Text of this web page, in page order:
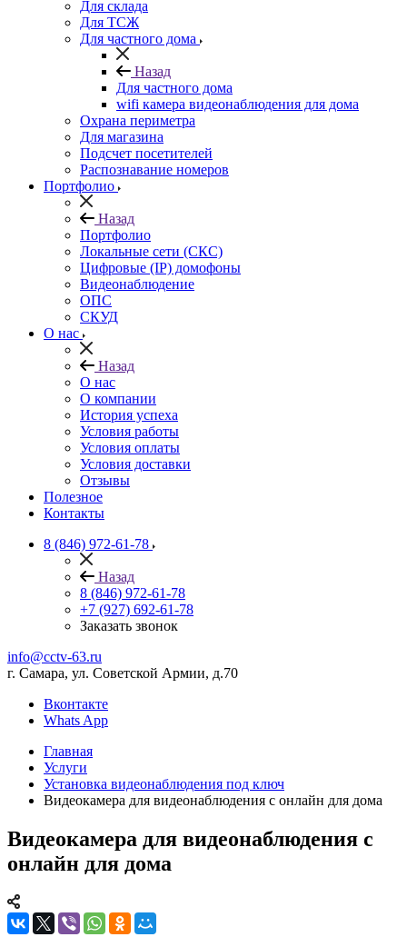
Для склада
Для ТСЖ
Для частного дома
Назад
Для частного дома
wifi камера видеонаблюдения для дома
Охрана периметра
Для магазина
Подсчет посетителей
Распознавание номеров
Портфолио
Назад
Портфолио
Локальные сети (СКС)
Цифровые (IP) домофоны
Видеонаблюдение
ОПС
СКУД
О нас
Назад
О нас
О компании
История успеха
Условия работы
Условия оплаты
Условия доставки
Отзывы
Полезное
Контакты
8 (846) 972-61-78
Назад
8 (846) 972-61-78
+7 (927) 692-61-78
Заказать звонок
info@cctv-63.ru
г. Самара, ул. Советской Армии, д.70
Вконтакте
Whats App
Главная
Услуги
Установка видеонаблюдения под ключ
Видеокамера для видеонаблюдения с онлайн для дома
Видеокамера для видеонаблюдения с
онлайн для дома